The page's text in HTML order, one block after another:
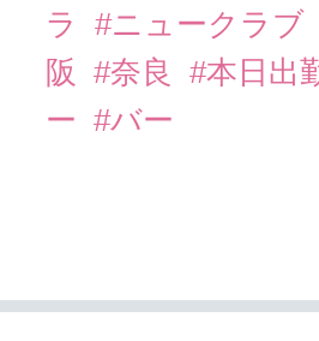
ラ
#ニュークラブ
阪
#奈良 #本日出
ー #バー